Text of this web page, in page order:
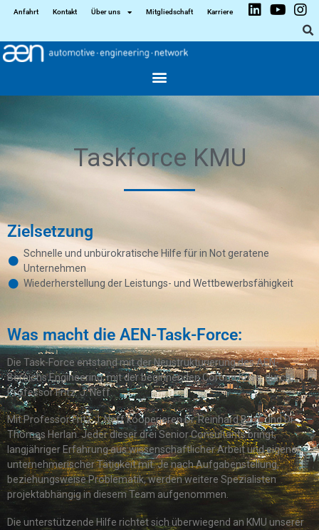
Anfahrt Kontakt Über uns Mitgliedschaft Karriere
Taskforce KMU
Zielsetzung
Schnelle und unbürokratische Hilfe für in Not geratene
Unternehmen
Wiederherstellung der Leistungs- und Wettbewerbsfähigkeit
Was macht die AEN-Task-Force:
Die Task-Force entstand mit der Neustrukturierung des AEN-
Bereichs Engineering, mit der beginnenden Corona Krise, durch
Professor Fritz. J. Neff.
Mit Professor Fritz J. Neff kooperieren Dr. Reinhard Bott, und Dr.
Thomas Herlan. Jeder dieser drei Senior Consultants bringt,
langjähriger Erfahrung aus wissenschaftlicher Arbeit und eigener
unternehmerischer Tätigkeit mit. Je nach Aufgabenstellung,
beziehungsweise Problematik, werden weitere Spezialisten
projektabhängig in diesem Team aufgenommen.
Die unterstützende Hilfe richtet sich überwiegend an KMU unserer